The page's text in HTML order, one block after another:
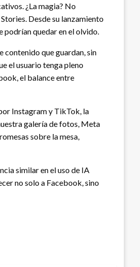
¿La magia? No
Desde su lanzamiento
podrían quedar en el olvido.
contenido que guardan, sin
el usuario tenga pleno
el balance entre
Instagram y TikTok, la
galería de fotos, Meta
sobre la mesa,
similar en el uso de IA
no solo a Facebook, sino